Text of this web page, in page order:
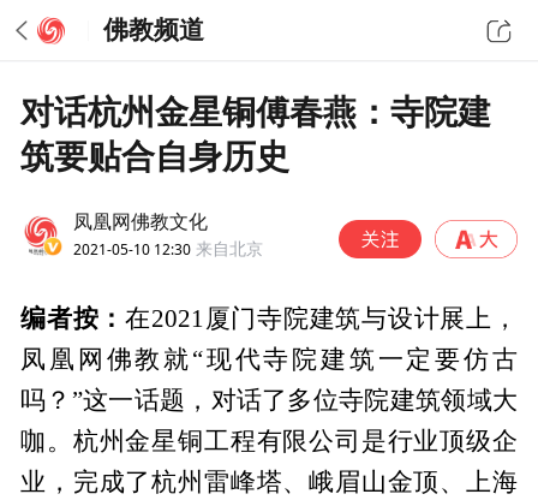
佛教频道
对话杭州金星铜傅春燕：寺院建
筑要贴合自身历史
凤凰网佛教文化
2021-05-10 12:30 来自北京
编者按：在2021厦门寺院建筑与设计展上，
凤凰网佛教就“现代寺院建筑一定要仿古
吗？”这一话题，对话了多位寺院建筑领域大
咖。杭州金星铜工程有限公司是行业顶级企
业，完成了杭州雷峰塔、峨眉山金顶、上海